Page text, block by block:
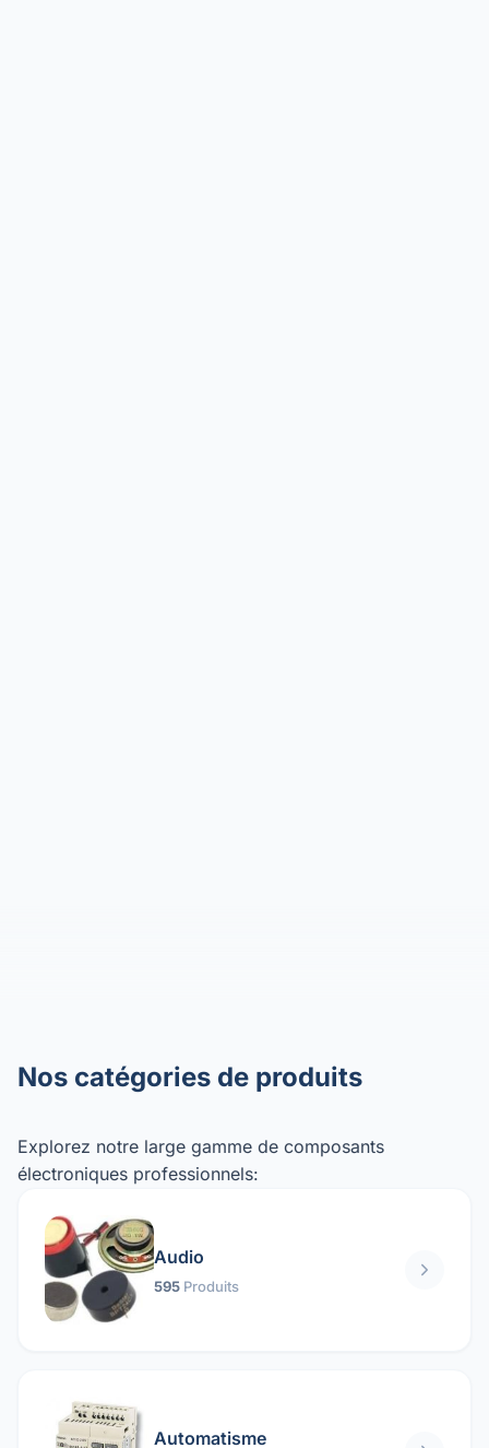
Nos catégories de produits
Explorez notre large gamme de composants
électroniques professionnels:
Audio
595 Produits
Automatisme